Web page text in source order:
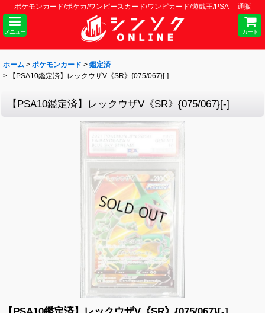
ポケモンカード/ポケカ/ワンピースカード/ワンピカード/遊戯王/PSA 通販
メニュー カート
ホーム > ポケモンカード > 鑑定済
>
【PSA10鑑定済】レックウザV《SR》{075/067}[-]
【PSA10鑑定済】レックウザV《SR》{075/067}[-]